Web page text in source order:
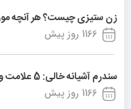
زن ستیزی چیست؟ هر آنچه
1166 روز پیش
سندرم آشیانه خالی: 5 علامت و نشانه آن
1166 روز پیش